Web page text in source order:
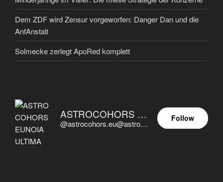
Dem ZDF wird Zensur vorgeworfen: Danger Dan und die
AnfAnstalt
Solmecke zerlegt ApoRed komplett
ASTROCOHORS EUNOIA ULTIMA
@astrocohors.eu@astrocohors.eu
Follow